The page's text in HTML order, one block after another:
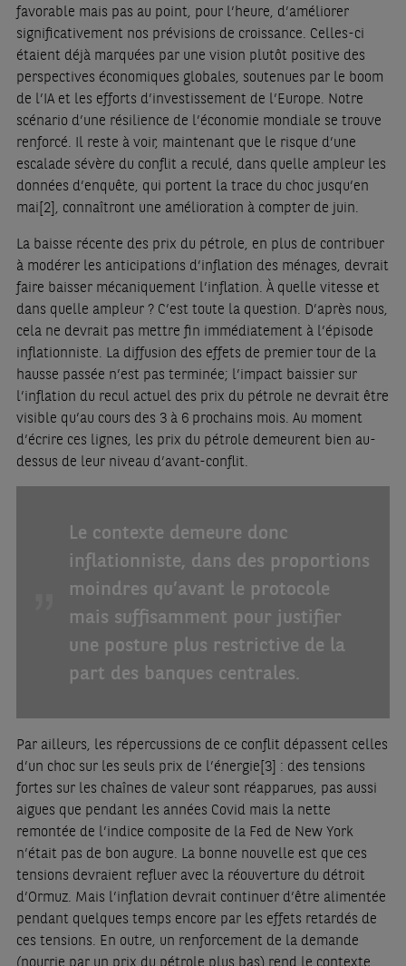
favorable mais pas au point, pour l’heure, d’améliorer
significativement nos prévisions de croissance. Celles-ci
étaient déjà marquées par une vision plutôt positive des
perspectives économiques globales, soutenues par le boom
de l’IA et les efforts d’investissement de l’Europe. Notre
scénario d’une résilience de l’économie mondiale se trouve
renforcé. Il reste à voir, maintenant que le risque d’une
escalade sévère du conflit a reculé, dans quelle ampleur les
données d’enquête, qui portent la trace du choc jusqu’en
mai[2] , connaîtront une amélioration à compter de juin.
La baisse récente des prix du pétrole, en plus de contribuer
à modérer les anticipations d’inflation des ménages, devrait
faire baisser mécaniquement l’inflation. À quelle vitesse et
dans quelle ampleur ? C’est toute la question. D’après nous,
cela ne devrait pas mettre fin immédiatement à l’épisode
inflationniste. La diffusion des effets de premier tour de la
hausse passée n’est pas terminée; l’impact baissier sur
l’inflation du recul actuel des prix du pétrole ne devrait être
visible qu’au cours des 3 à 6 prochains mois. Au moment
d’écrire ces lignes, les prix du pétrole demeurent bien au-
dessus de leur niveau d’avant-conflit.
Le contexte demeure donc
inflationniste, dans des proportions
moindres qu’avant le protocole
mais suffisamment pour justifier
une posture plus restrictive de la
part des banques centrales.
Par ailleurs, les répercussions de ce conflit dépassent celles
d’un choc sur les seuls prix de l’énergie[3] : des tensions
fortes sur les chaînes de valeur sont réapparues, pas aussi
aigues que pendant les années Covid mais la nette
remontée de l’indice composite de la Fed de New York
n’était pas de bon augure. La bonne nouvelle est que ces
tensions devraient refluer avec la réouverture du détroit
d’Ormuz. Mais l’inflation devrait continuer d’être alimentée
pendant quelques temps encore par les effets retardés de
ces tensions. En outre, un renforcement de la demande
(nourrie par un prix du pétrole plus bas) rend le contexte